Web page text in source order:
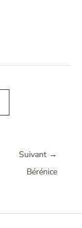
Suivant →
Bérénice